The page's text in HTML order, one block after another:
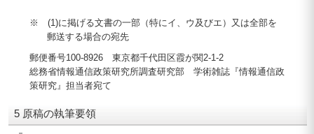
※ (1)に掲げる文書の一部（特にイ、ウ及びエ）又は全部を
郵送する場合の宛先
郵便番号100-8926 東京都千代田区霞が関2-1-2
総務省情報通信政策研究所調査研究部 学術雑誌『情報通信政
策研究』担当者宛て
5 原稿の執筆要領